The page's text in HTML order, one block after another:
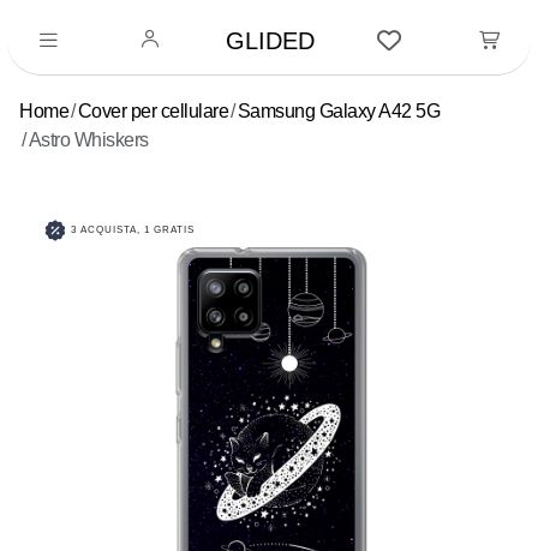
GLIDED
Home Cover per cellulare Samsung Galaxy A42 5G
Astro Whiskers
3 ACQUISTA, 1 GRATIS